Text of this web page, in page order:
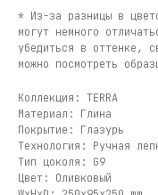
* Из-за разницы в
могут немного
убедиться в оттенке,
можно посмотреть
Коллекция: TERRA
Материал: Глина
Покрытие: Глазурь
Технология: Ручная
Тип цоколя: G9
Цвет: Оливковый